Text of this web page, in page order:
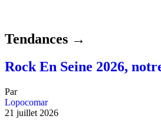
Tendances →
Rock En Seine 2026,
Par
Lopocomar
21 juillet 2026